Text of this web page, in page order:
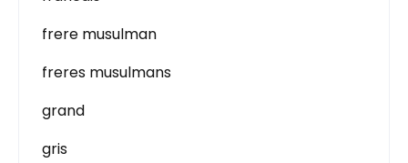
frere musulman
freres musulmans
grand
gris